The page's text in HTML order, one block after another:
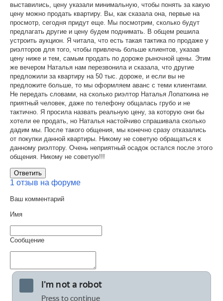
выставились, цену указали минимальную, чтобы понять за какую
цену можно продать квартиру. Вы, как сказала она, первые на
просмотр, сегодня придут еще. Мы посмотрим, сколько будут
предлагать другие и цену будем поднимать. В общем решила
устроить аукцион. Я читала, что есть такая тактика по продаже у
риэлторов для того, чтобы привлечь больше клиентов, указав
цену ниже и тем, самым продать по дороже рыночной цены. Этим
же вечером Наталья нам перезвонила и сказала, что другие
предложили за квартиру на 50 тыс. дороже, и если вы не
предложите больше, то мы оформляем аванс с теми клиентами.
Не передать словами, на сколько риэлтор Наталья Лопаткина не
приятный человек, даже по телефону общалась грубо и не
тактично. Я просила назвать реальную цену, за которую они бы
хотели ее продать, но Наталья настойчиво спрашивала сколько
дадим мы. После такого общения, мы конечно сразу отказались
от покупки данной квартиры. Никому не советую обращаться к
данному риэлтору. Очень неприятный осадок остался после этого
общения. Никому не советую!!!
Ответить
1 отзыв на форуме
Ваш комментарий
Имя
Сообщение